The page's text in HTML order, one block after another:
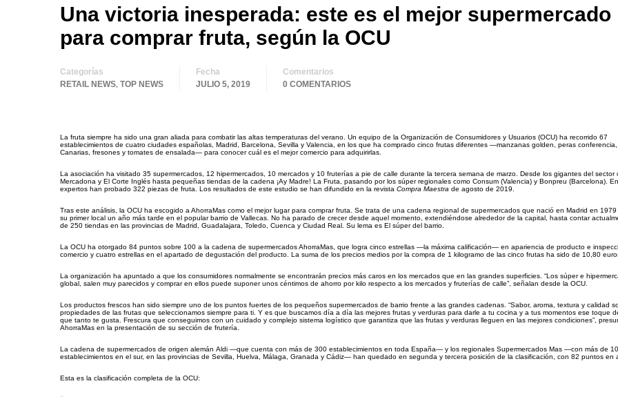
Una victoria inesperada: este es el mejor supermercado
para comprar fruta, según la OCU
Categorías
RETAIL NEWS TOP NEWS
Fecha
JULIO 5, 2019
Comentarios
0 COMENTARIOS
La fruta siempre ha sido una gran aliada para combatir las altas temperaturas del verano. Un equipo de la Organización de Consumidores y Usuarios (OCU) ha recorrido 67
establecimientos de cuatro ciudades españolas, Madrid, Barcelona, Sevilla y Valencia, en los que ha comprado cinco frutas diferentes —manzanas golden, peras
Canarias, fresones y tomates de ensalada— para conocer cuál es el mejor comercio para adquirirlas.
La asociación ha visitado 35 supermercados, 12 hipermercados, 10 mercados y 10 fruterías a pie de calle durante la tercera semana de marzo. Desde los gigantes del sector
Mercadona y El Corte Inglés hasta pequeñas tiendas de la cadena ¡Ay Madre! La Fruta, pasando por los súper regionales como Consum (Valencia) y Bonpreu (Barcelona).
expertos han probado 322 piezas de fruta. Los resultados de este estudio se han difundido en la revista Compra Maestra de agosto de 2019.
Tras este análisis, la OCU ha escogido a AhorraMas como el mejor lugar para comprar fruta. Se trata de una cadena regional de supermercados que nació en Madrid en
su primer local un año más tarde en el popular barrio de Vallecas. No ha parado de crecer desde aquel momento, extendiéndose alrededor de la capital, hasta contar
de 250 tiendas en las provincias de Madrid, Guadalajara, Toledo, Cuenca y Ciudad Real. Su lema es El súper del barrio.
La OCU ha otorgado 84 puntos sobre 100 a la cadena de supermercados AhorraMas, que logra cinco estrellas —la máxima calificación— en apariencia de producto e
comercio y cuatro estrellas en el apartado de degustación del producto. La suma de los precios medios por la compra de 1 kilogramo de las cinco frutas ha sido de 10,80
La organización ha apuntado a que los consumidores normalmente se encontrarán precios más caros en los mercados que en las grandes superficies. “Los súper e
global, salen muy parecidos y comprar en ellos puede suponer unos céntimos de ahorro por kilo respecto a los mercados y fruterías de calle”, señalan desde la OCU.
Los productos frescos han sido siempre uno de los puntos fuertes de los pequeños supermercados de barrio frente a las grandes cadenas. “Sabor, aroma, textura y calidad
propiedades de las frutas que seleccionamos siempre para ti. Y es que buscamos día a día las mejores frutas y verduras para darle a tu cocina y a tus momentos ese toque
que tanto te gusta. Frescura que conseguimos con un cuidado y complejo sistema logístico que garantiza que las frutas y verduras lleguen en las mejores condiciones”,
AhorraMas en la presentación de su sección de frutería.
La cadena de supermercados de origen alemán Aldi —que cuenta con más de 300 establecimientos en toda España— y los regionales Supermercados Mas —con más de
establecimientos en el sur, en las provincias de Sevilla, Huelva, Málaga, Granada y Cádiz— han quedado en segunda y tercera posición de la clasificación, con 82 puntos en
Esta es la clasificación completa de la OCU: